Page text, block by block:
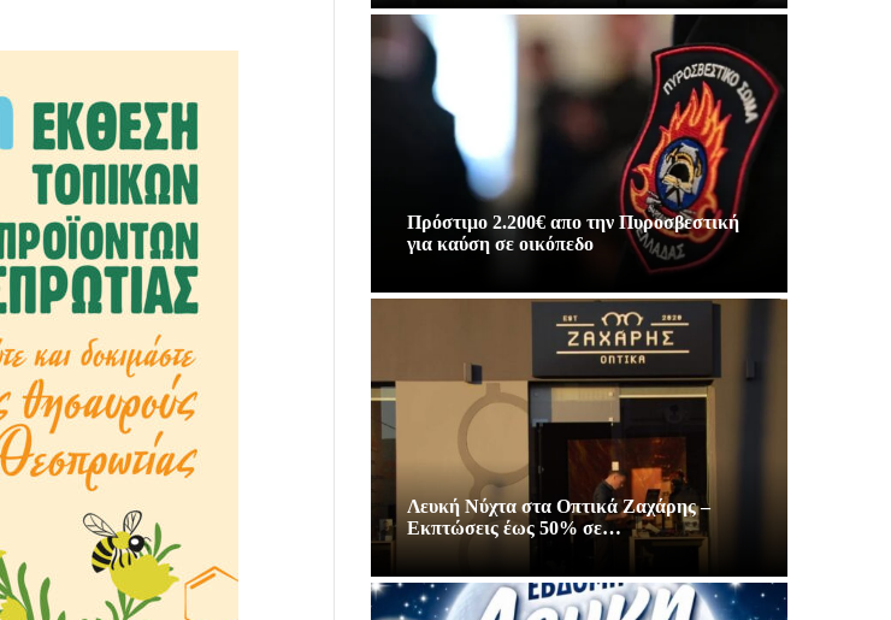
Πρόστιμο 2.200€ απο την Πυροσβεστική
για καύση σε οικόπεδο
Λευκή Νύχτα στα Οπτικά Ζαχάρης –
Εκπτώσεις έως 50% σε…